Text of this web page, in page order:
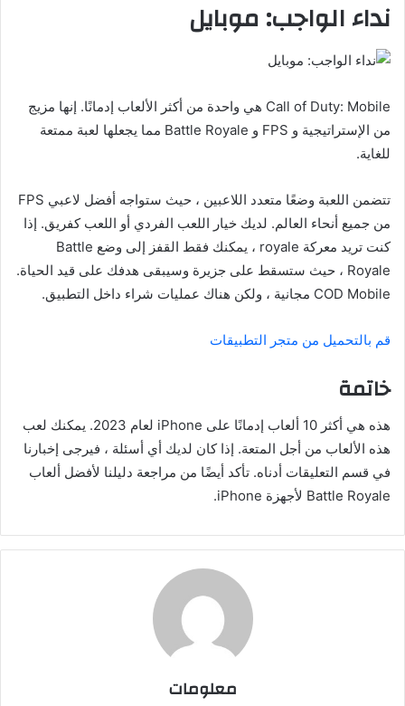
نداء الواجب: موبايل
Call of Duty: Mobile هي واحدة من أكثر الألعاب إدمانًا. إنها مزيج
من الإستراتيجية و FPS و Battle Royale مما يجعلها لعبة ممتعة
للغاية.
تتضمن اللعبة وضعًا متعدد اللاعبين ، حيث ستواجه أفضل لاعبي FPS
من جميع أنحاء العالم. لديك خيار اللعب الفردي أو اللعب كفريق. إذا
كنت تريد معركة royale ، يمكنك فقط القفز إلى وضع Battle
Royale ، حيث ستسقط على جزيرة وسيبقى هدفك على قيد الحياة.
COD Mobile مجانية ، ولكن هناك عمليات شراء داخل التطبيق.
قم بالتحميل من متجر التطبيقات
خاتمة
هذه هي أكثر 10 ألعاب إدمانًا على iPhone لعام 2023. يمكنك لعب
هذه الألعاب من أجل المتعة. إذا كان لديك أي أسئلة ، فيرجى إخبارنا
في قسم التعليقات أدناه. تأكد أيضًا من مراجعة دليلنا لأفضل ألعاب
Battle Royale لأجهزة iPhone.
معلومات